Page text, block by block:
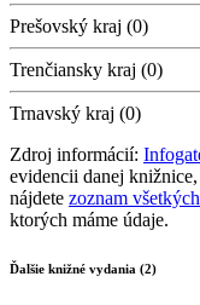
Prešovský kraj (0)
Trenčiansky kraj (0)
Trnavský kraj (0)
Zdroj informácií:
evidencii danej
nájdete zoznam
ktorých máme údaje.
Ďalšie knižné vydania (2)